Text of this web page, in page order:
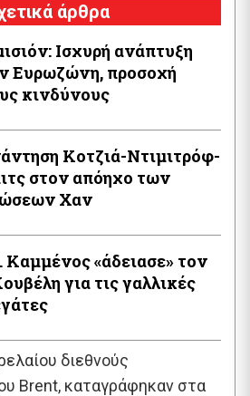
άρθρα
Ισχυρή ανάπτυξη
Ευρωζώνη, προσοχή
κινδύνους
Κοτζιά-Ντιμιτρόφ-
των
Χαν
Καμμένος «άδειασε» τον
για τις γαλλικές
διεθνούς
Brent, καταγράφηκαν στα